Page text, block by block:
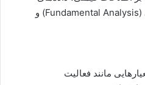
بیشتری درباره تحلیل‌های بنیادی (Fundamental Analysis) و
مانند فعالیت